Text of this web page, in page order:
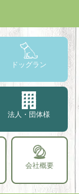
ドッグラン
法人・団体様
会社概要